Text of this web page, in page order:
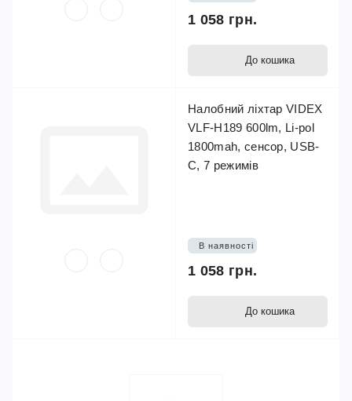
1 058 грн.
До кошика
Налобний ліхтар VIDEX
VLF-H189 600lm, Li-pol
1800mah, сенсор, USB-
C, 7 режимів
В наявності
1 058 грн.
До кошика